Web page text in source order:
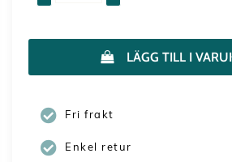
LÄGG TILL I
Fri frakt
Enkel retur